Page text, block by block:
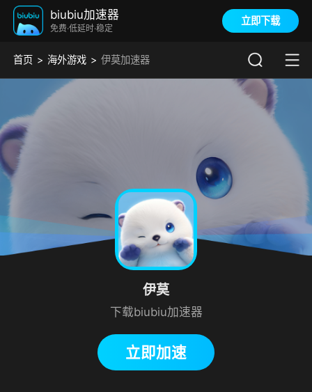
biubiu加速器
免费·低延时·稳定
立即下载
首页 海外游戏 伊莫加速器
伊莫
下载biubiu加速器
立即加速